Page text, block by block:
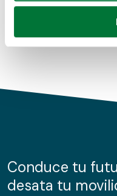
para buscar
Obtenga más
de cookies.
información sobre el
nuestros partners de
Conduce tu
desata tu